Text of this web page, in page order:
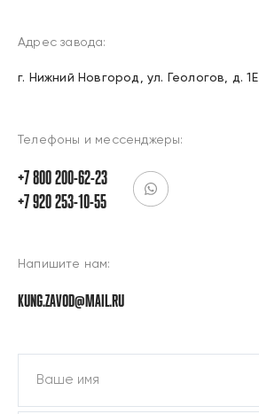
г. Нижний Новгород, ул. Геологов, д. 1Е
Телефоны и мессенджеры:
+7 800 200-62-23
+7 920 253-10-55
Напишите нам:
KUNG.ZAVOD@MAIL.RU
Адрес завода: